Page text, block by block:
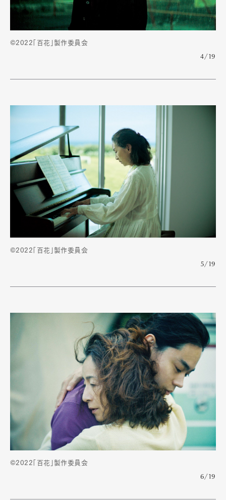
©2022「百花」製作委員会
4/19
©2022「百花」製作委員会
5/19
©2022「百花」製作委員会
6/19